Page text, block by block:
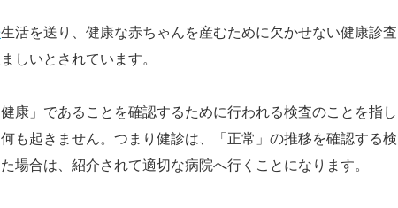
生活を送り、健康な赤ちゃんを産むために欠かせない健康診査
しいとされています。
康」であることを確認するために行われる検査のことを指し
も起きません。つまり健診は、「正常」の推移を確認する検
場合は、紹介されて適切な病院へ行くことになります。